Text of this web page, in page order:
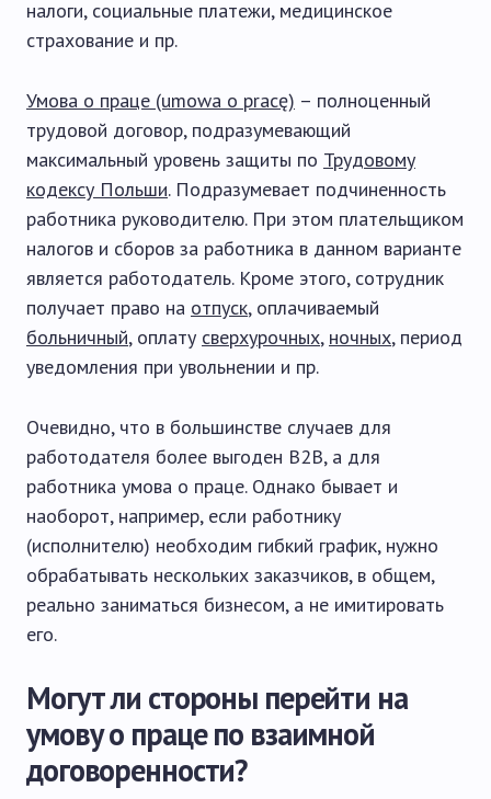
налоги, социальные платежи, медицинское
страхование и пр.
Умова о праце (umowa o pracę) – полноценный
трудовой договор, подразумевающий
максимальный уровень защиты по Трудовому
кодексу Польши. Подразумевает подчиненность
работника руководителю. При этом плательщиком
налогов и сборов за работника в данном варианте
является работодатель. Кроме этого, сотрудник
получает право на отпуск, оплачиваемый
больничный, оплату сверхурочных, ночных, период
уведомления при увольнении и пр.
Очевидно, что в большинстве случаев для
работодателя более выгоден B2B, а для
работника умова о праце. Однако бывает и
наоборот, например, если работнику
(исполнителю) необходим гибкий график, нужно
обрабатывать нескольких заказчиков, в общем,
реально заниматься бизнесом, а не имитировать
его.
Могут ли стороны перейти на
умову о праце по взаимной
договоренности?